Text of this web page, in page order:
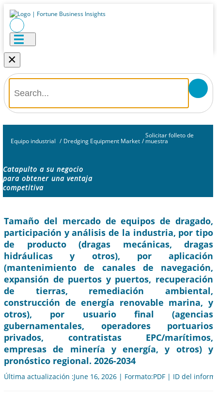
×
Equipo industrial / Dredging Equipment Market /
Solicitar folleto de
muestra
Catapulto a su negocio
para obtener una ventaja
competitiva
Tamaño del mercado de equipos de dragado,
participación y análisis de la industria, por tipo
de producto (dragas mecánicas, dragas
hidráulicas y otros), por aplicación
(mantenimiento de canales de navegación,
expansión de puertos y puertos, recuperación
de tierras, remediación ambiental,
construcción de energía renovable marina, y
otros), por usuario final (agencias
gubernamentales, operadores portuarios
privados, contratistas EPC/marítimos,
empresas de minería y energía, y otros) y
pronóstico regional. 2026-2034
Última actualización :June 16, 2026 | Formato:PDF | ID del